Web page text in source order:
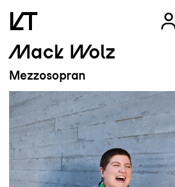
Zum Hauptinhalt springen
Zum Footer springen
Mack Wolz
Mezzosopran